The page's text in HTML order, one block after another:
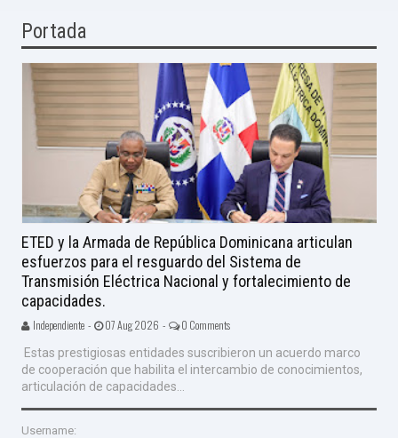
Portada
ETED y la Armada de República Dominicana articulan
esfuerzos para el resguardo del Sistema de
Transmisión Eléctrica Nacional y fortalecimiento de
capacidades.
Independiente - 07 Aug 2026 - 0 Comments
Estas prestigiosas entidades suscribieron un acuerdo marco
de cooperación que habilita el intercambio de conocimientos,
articulación de capacidades...
Username: